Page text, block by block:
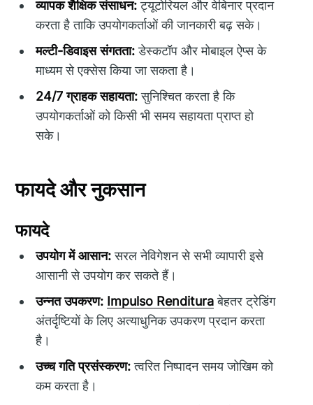
व्यापक शैक्षिक संसाधन:ट्यूटोरियल और वेबिनार प्रदान
करता है ताकि उपयोगकर्ताओं की जानकारी बढ़ सके।
मल्टी-डिवाइस संगतता:डेस्कटॉप और मोबाइल ऐप्स के
माध्यम से एक्सेस किया जा सकता है।
24/7 ग्राहक सहायता:सुनिश्चित करता है कि
उपयोगकर्ताओं को किसी भी समय सहायता प्राप्त हो
सके।
फायदे और नुकसान
फायदे
उपयोग में आसान:सरल नेविगेशन से सभी व्यापारी इसे
आसानी से उपयोग कर सकते हैं।
उन्नत उपकरण: Impulso Rendituraबेहतर ट्रेडिंग
अंतर्दृष्टियों के लिए अत्याधुनिक उपकरण प्रदान करता
है।
उच्च गति प्रसंस्करण:त्वरित निष्पादन समय जोखिम को
कम करता है।